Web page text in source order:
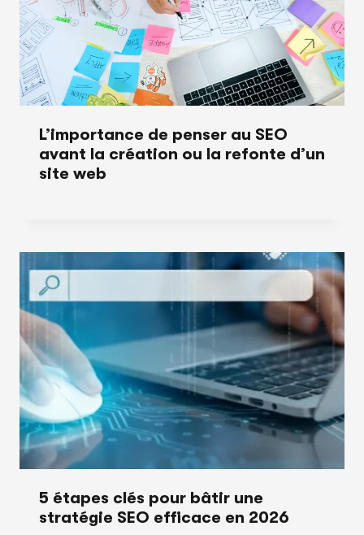
L’importance de penser au SEO
avant la création ou la refonte d’un
site web
5 étapes clés pour bâtir une
stratégie SEO efficace en 2026